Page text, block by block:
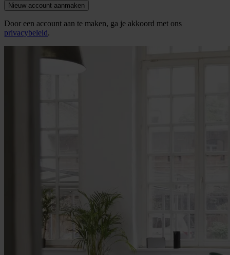
Nieuw account aanmaken
Door een account aan te maken, ga je akkoord met ons
privacybeleid.